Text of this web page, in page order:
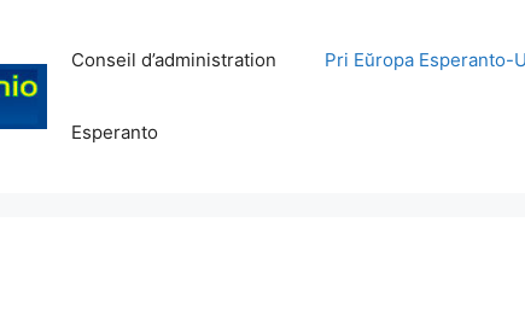
Conseil d’administration Pri Eŭropa Esperanto-
Esperanto